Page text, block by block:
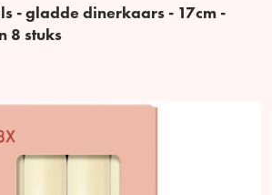
- gladde dinerkaars - 17cm -
8 stuks